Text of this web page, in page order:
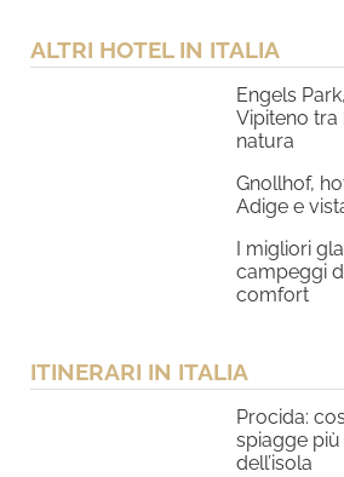
ALTRI HOTEL IN ITALIA
Engels
Vipiteno tra
natura
Gnollhof,
Adige e
I migliori
campeggi
comfort
ITINERARI IN ITALIA
Procida:
spiagge
dell’isola